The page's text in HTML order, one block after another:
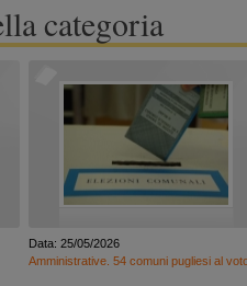
categoria
Data: 25/05/2026
Amministrative. 54 comuni pugliesi al